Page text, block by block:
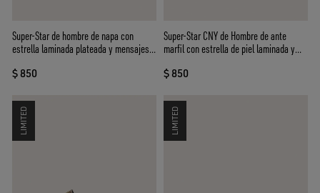
Super-Star de hombre de napa con
estrella laminada plateada y mensajes
$ 850
Super-Star CNY de Hombre de ante
marfil con estrella de piel laminada y
$ 850
LIMITED LIMITED